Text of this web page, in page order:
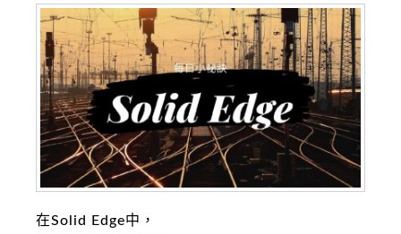
在Solid Edge中，